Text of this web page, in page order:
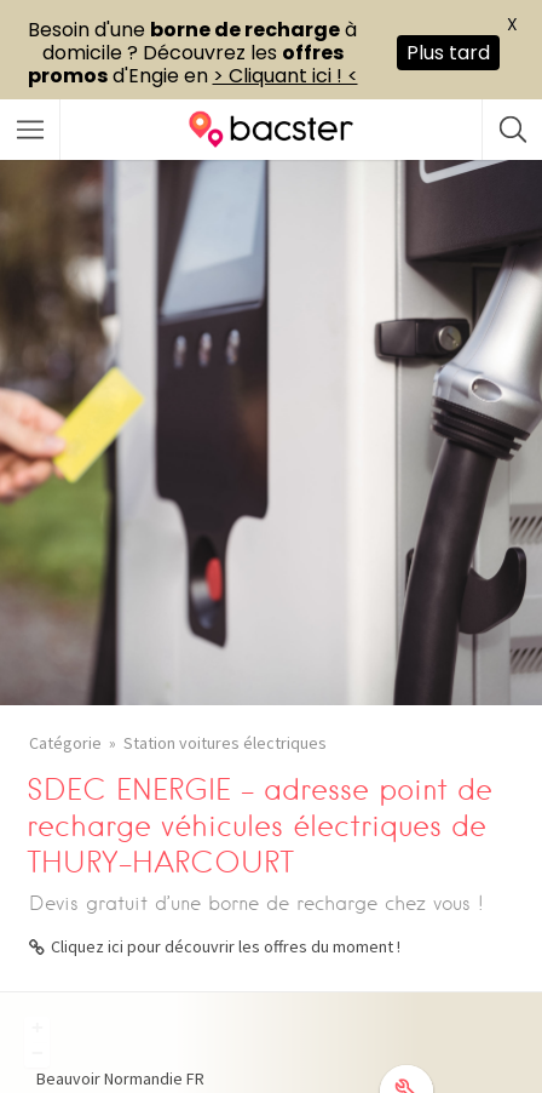
Catégorie Station voitures électriques
SDEC ENERGIE – adresse point de
recharge véhicules électriques de
THURY-HARCOURT
Devis gratuit d’une borne de recharge chez vous !
Cliquez ici pour découvrir les offres du moment !
BeauvoirNormandie FR
Besoin d'une borne de rechargeà
domicile ? Découvrez les offres
promosd'Engie en > Cliquant ici ! <
Plus tard
X